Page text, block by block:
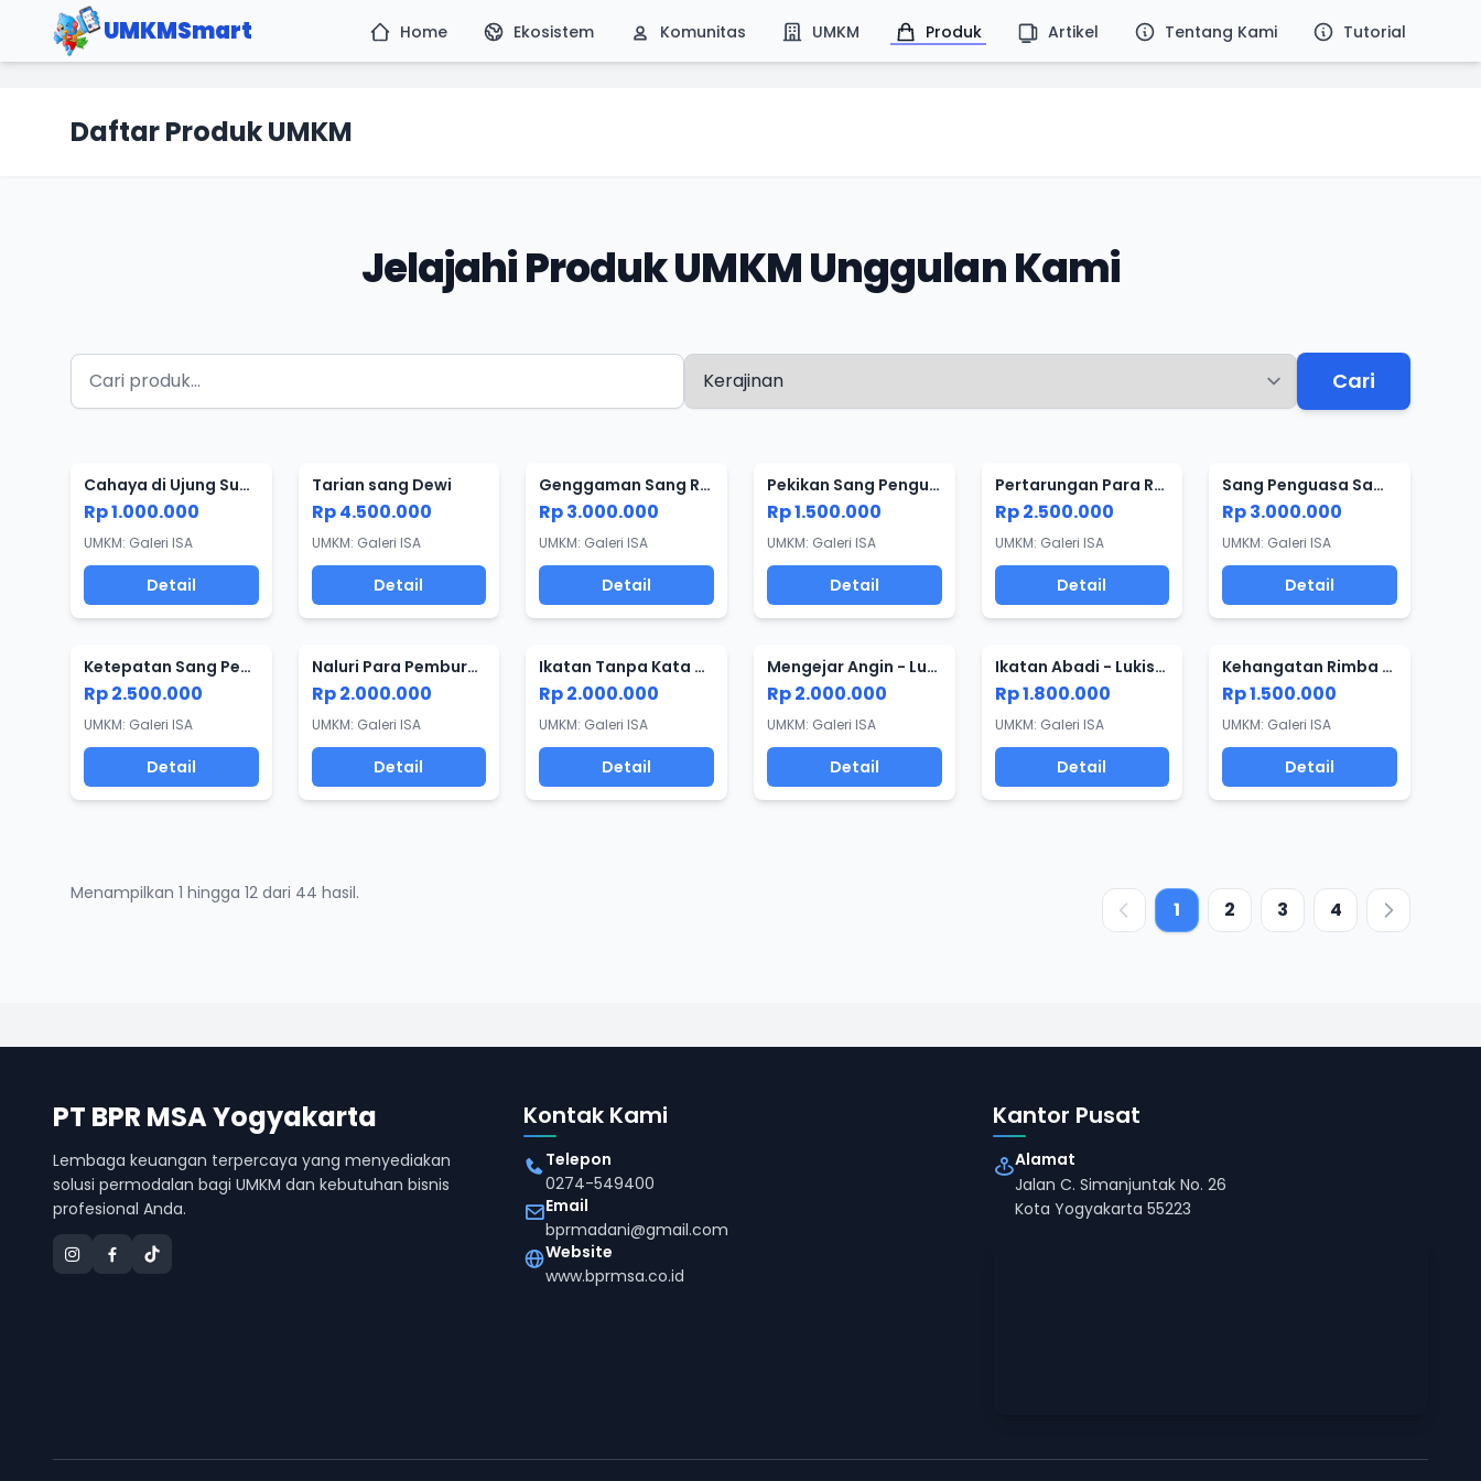
UMKMSmart Home Ekosistem Komunitas UMKM Produk Artikel Tentang Kami Tutorial
Daftar Produk UMKM
Jelajahi Produk UMKM Unggulan Kami
Cari
Cahaya di Ujung Sunyi
Rp 1.000.000
UMKM: Galeri ISA
Detail
Tarian sang Dewi
Rp 4.500.000
UMKM: Galeri ISA
Detail
Genggaman Sang Raja Langit
Rp 3.000.000
UMKM: Galeri ISA
Detail
Pekikan Sang Penguasa
Rp 1.500.000
UMKM: Galeri ISA
Detail
Pertarungan Para Raja
Rp 2.500.000
UMKM: Galeri ISA
Detail
Sang Penguasa Samudra
Rp 3.000.000
UMKM: Galeri ISA
Detail
Ketepatan Sang Pemburu - Lukisan Elang
Rp 2.500.000
UMKM: Galeri ISA
Detail
Naluri Para Pemburu - Lukisan Burung
Rp 2.000.000
UMKM: Galeri ISA
Detail
Ikatan Tanpa Kata - Lukisan Kuda
Rp 2.000.000
UMKM: Galeri ISA
Detail
Mengejar Angin - Lukisan Kuda
Rp 2.000.000
UMKM: Galeri ISA
Detail
Ikatan Abadi - Lukisan Kuda
Rp 1.800.000
UMKM: Galeri ISA
Detail
Kehangatan Rimba - Lukisan Kuda
Rp 1.500.000
UMKM: Galeri ISA
Detail
Menampilkan 1 hingga 12 dari 44 hasil.
1 2 3 4
PT BPR MSA Yogyakarta
Lembaga keuangan terpercaya yang menyediakan
solusi permodalan bagi UMKM dan kebutuhan bisnis
profesional Anda.
Kontak Kami
Telepon
0274-549400
Email
bprmadani@gmail.com
Website
www.bprmsa.co.id
Kantor Pusat
Alamat
Jalan C. Simanjuntak No. 26
Kota Yogyakarta 55223